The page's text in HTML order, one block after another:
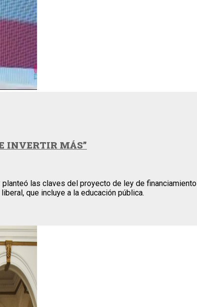
INVERTIR MÁS”
las claves del proyecto de ley de financiamiento
que incluye a la educación pública.